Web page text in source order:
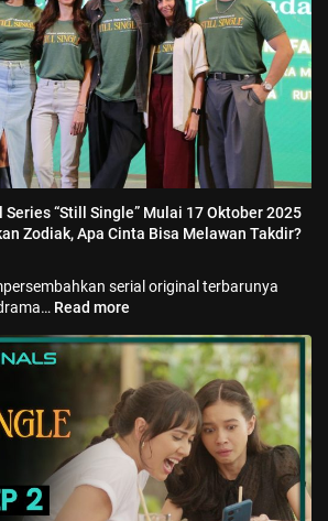
Series “Still Single” Mulai 17 Oktober 2025
Zodiak, Apa Cinta Bisa Melawan Takdir?
serial original terbarunya
Read more